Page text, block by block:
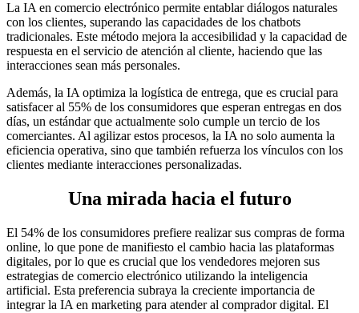
La IA en comercio electrónico permite entablar diálogos naturales
con los clientes, superando las capacidades de los chatbots
tradicionales. Este método mejora la accesibilidad y la capacidad de
respuesta en el servicio de atención al cliente, haciendo que las
interacciones sean más personales.
Además, la IA optimiza la logística de entrega, que es crucial para
satisfacer al 55% de los consumidores que esperan entregas en dos
días, un estándar que actualmente solo cumple un tercio de los
comerciantes. Al agilizar estos procesos, la IA no solo aumenta la
eficiencia operativa, sino que también refuerza los vínculos con los
clientes mediante interacciones personalizadas.
Una mirada hacia el futuro
El 54% de los consumidores prefiere realizar sus compras de forma
online, lo que pone de manifiesto el cambio hacia las plataformas
digitales, por lo que es crucial que los vendedores mejoren sus
estrategias de comercio electrónico utilizando la inteligencia
artificial. Esta preferencia subraya la creciente importancia de
integrar la IA en marketing para atender al comprador digital. El